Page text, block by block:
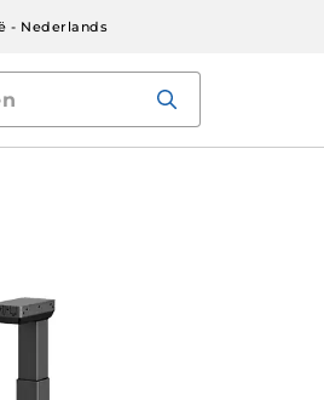
- Nederlands